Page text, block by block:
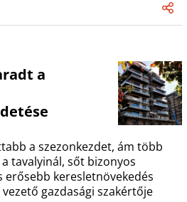
a
a szezonkezdet, ám több
tavalyinál, sőt bizonyos
erősebb keresletnövekedés
gazdasági szakértője